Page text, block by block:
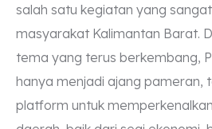
salah satu kegiatan yang
masyarakat Kalimantan Barat.
tema yang terus berkembang,
hanya menjadi ajang pameran,
platform untuk